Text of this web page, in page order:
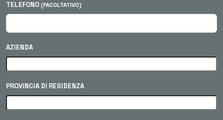
TELEFONO (FACOLTATIVO)
AZIENDA
PROVINCIA DI RESIDENZA